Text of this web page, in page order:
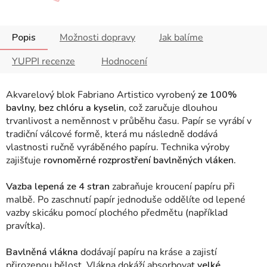
Popis Možnosti dopravy
Jak balíme
YUPPI recenze
Hodnocení
Akvarelový blok Fabriano Artisticovyrobenýze 100%
bavlny, bez chlóru a kyselin, což zaručuje dlouhou
trvanlivost a neměnnost v průběhu času. Papír se vyrábí v
tradiční válcové formě, která mu následně dodává
vlastnosti ručně vyráběného papíru. Technika výroby
zajišťuje rovnoměrné rozprostření bavlněných vláken.
Vazba lepená ze 4 stran zabraňuje kroucení papíru při
malbě. Po zaschnutí papír jednoduše oddělíte od lepené
vazby skicáku pomocí plochého předmětu (například
pravítka).
Bavlněná vlákna dodávají papíru na kráse a zajistí